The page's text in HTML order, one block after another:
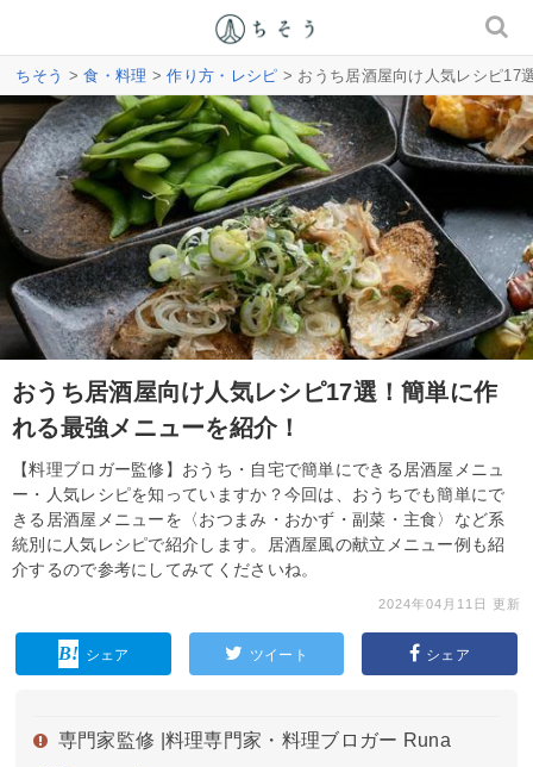
ちそう >食・料理 >作り方・レシピ > おうち居酒屋向け人気レシピ17
おうち居酒屋向け人気レシピ17選！簡単に作
れる最強メニューを紹介！
【料理ブロガー監修】おうち・自宅で簡単にできる居酒屋メニュ
ー・人気レシピを知っていますか？今回は、おうちでも簡単にで
きる居酒屋メニューを〈おつまみ・おかず・副菜・主食〉など系
統別に人気レシピで紹介します。居酒屋風の献立メニュー例も紹
介するので参考にしてみてくださいね。
2024年04月11日 更新
シェア ツイート シェア
専門家監修 | 料理専門家・料理ブロガー Runa